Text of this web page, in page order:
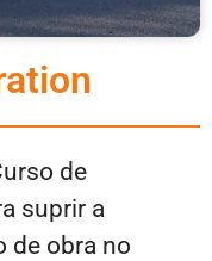
de
suprir a
de obra no